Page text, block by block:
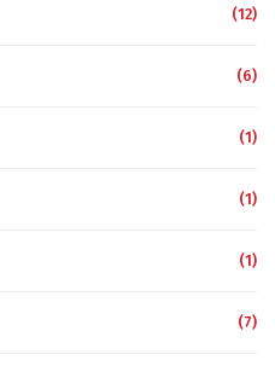
(12)
(6)
(1)
(1)
(1)
(7)